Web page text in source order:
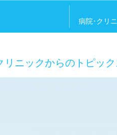
病院･クリ
リニックからのトピック